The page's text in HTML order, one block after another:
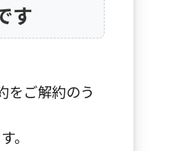
す
をご解約のう
。